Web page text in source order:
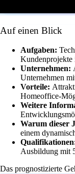
Auf einen Blick
Aufgaben:
Unternehmen:
Unternehmen
Vorteile:
Homeoffice-
Weitere
Warum dieser
einem
Ausbildung mit
Das prognostizierte